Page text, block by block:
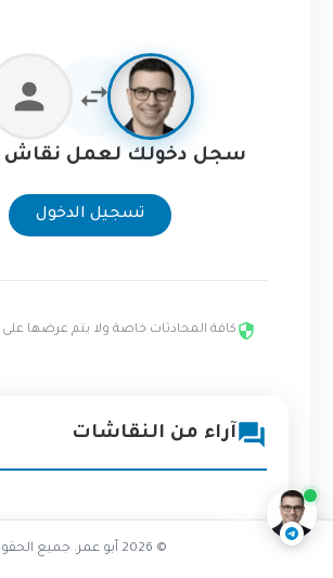
سجل دخولك لعمل نقاش
تسجيل الدخول
كافة المحادثات خاصة ولا يتم عرضها على
آراء من النقاشات
ناقشنا على تليجرام
© 2026 أبو عمر. جميع الحقوق محفوظة.